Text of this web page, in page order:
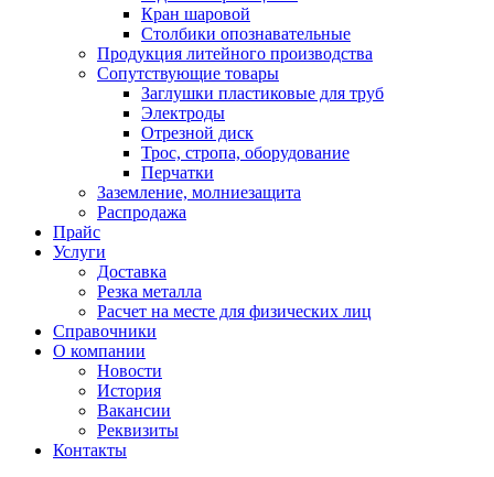
Кран шаровой
Столбики опознавательные
Продукция литейного производства
Сопутствующие товары
Заглушки пластиковые для труб
Электроды
Отрезной диск
Трос, стропа, оборудование
Перчатки
Заземление, молниезащита
Распродажа
Прайс
Услуги
Доставка
Резка металла
Расчет на месте для физических лиц
Справочники
О компании
Новости
История
Вакансии
Реквизиты
Контакты